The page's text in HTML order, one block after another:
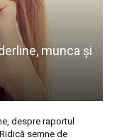
munca și
despre raportul
semne de